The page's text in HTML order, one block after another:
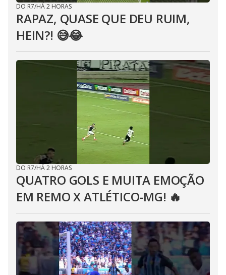
DO R7/HÁ 2 HORAS
RAPAZ, QUASE QUE DEU RUIM,
HEIN?! 😅😂⁣
DO R7/HÁ 2 HORAS
QUATRO GOLS E MUITA EMOÇÃO
EM REMO X ATLÉTICO-MG! 🔥